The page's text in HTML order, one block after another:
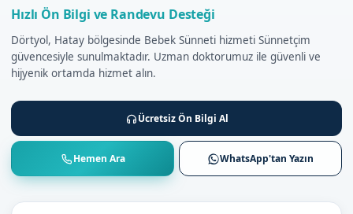
Hızlı Ön Bilgi ve Randevu Desteği
Dörtyol, Hatay bölgesinde Bebek Sünneti hizmeti Sünnetçim
güvencesiyle sunulmaktadır. Uzman doktorumuz ile güvenli ve
hijyenik ortamda hizmet alın.
Ücretsiz Ön Bilgi Al
Hemen Ara WhatsApp'tan Yazın